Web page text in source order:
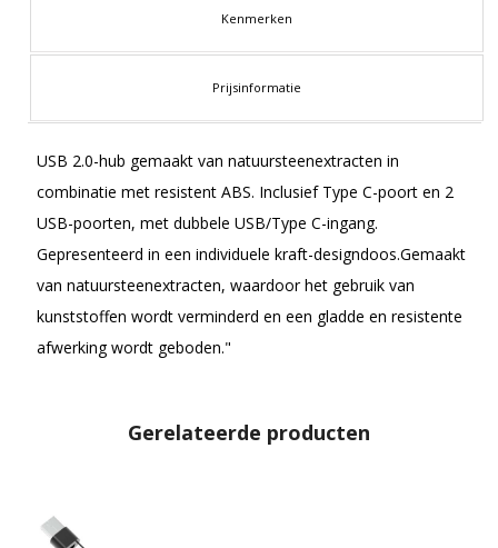
Kenmerken
Prijsinformatie
USB 2.0-hub gemaakt van natuursteenextracten in
combinatie met resistent ABS. Inclusief Type C-poort en 2
USB-poorten, met dubbele USB/Type C-ingang.
Gepresenteerd in een individuele kraft-designdoos.Gemaakt
van natuursteenextracten, waardoor het gebruik van
kunststoffen wordt verminderd en een gladde en resistente
afwerking wordt geboden."
Gerelateerde producten